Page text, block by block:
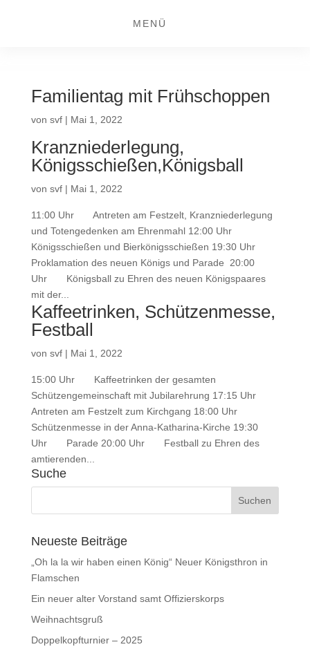
MENÜ
Familientag mit Frühschoppen
von svf| Mai 1, 2022
Kranzniederlegung,
Königsschießen,Königsball
von svf| Mai 1, 2022
11:00 Uhr Antreten am Festzelt, Kranzniederlegung
und Totengedenken am Ehrenmahl 12:00 Uhr
Königsschießen und Bierkönigsschießen 19:30 Uhr
Proklamation des neuen Königs und Parade 20:00
Uhr Königsball zu Ehren des neuen Königspaares
mit der...
Kaffeetrinken, Schützenmesse,
Festball
von svf| Mai 1, 2022
15:00 Uhr Kaffeetrinken der gesamten
Schützengemeinschaft mit Jubilarehrung 17:15 Uhr
Antreten am Festzelt zum Kirchgang 18:00 Uhr
Schützenmesse in der Anna-Katharina-Kirche 19:30
Uhr Parade 20:00 Uhr Festball zu Ehren des
amtierenden...
Suche
Neueste Beiträge
„Oh la la wir haben einen König“ Neuer Königsthron in
Flamschen
Ein neuer alter Vorstand samt Offizierskorps
Weihnachtsgruß
Doppelkopfturnier – 2025